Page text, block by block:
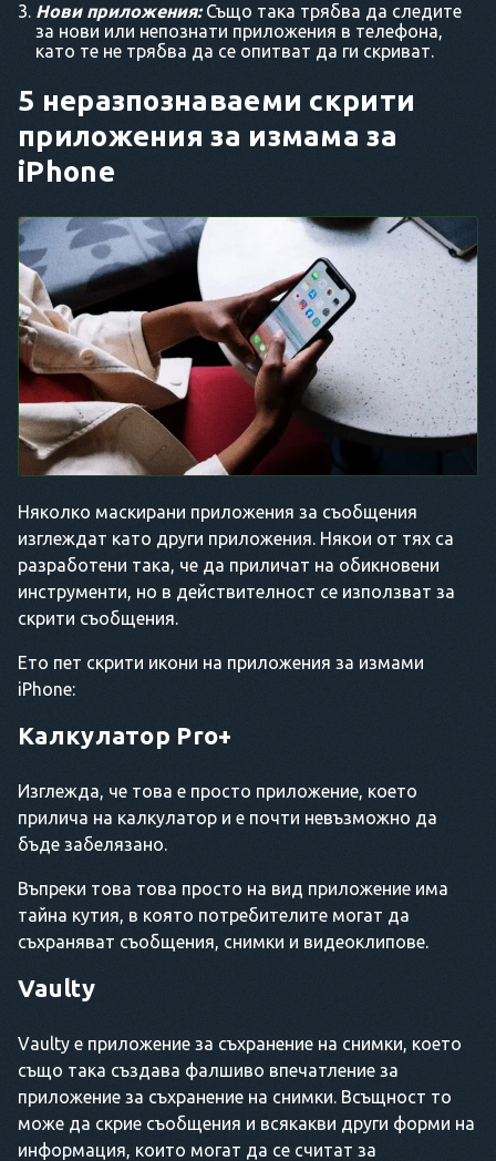
Нови приложения:Също така трябва да следите
за нови или непознати приложения в телефона,
като те не трябва да се опитват да ги скриват.
5 неразпознаваеми скрити
приложения за измама за
iPhone
Няколко маскирани приложения за съобщения
изглеждат като други приложения. Някои от тях са
разработени така, че да приличат на обикновени
инструменти, но в действителност се използват за
скрити съобщения.
Ето пет скрити икони на приложения за измами
iPhone:
Калкулатор Pro+
Изглежда, че това е просто приложение, което
прилича на калкулатор и е почти невъзможно да
бъде забелязано.
Въпреки това това просто на вид приложение има
тайна кутия, в която потребителите могат да
съхраняват съобщения, снимки и видеоклипове.
Vaulty
Vaulty е приложение за съхранение на снимки, което
също така създава фалшиво впечатление за
приложение за съхранение на снимки. Всъщност то
може да скрие съобщения и всякакви други форми на
информация, които могат да се считат за